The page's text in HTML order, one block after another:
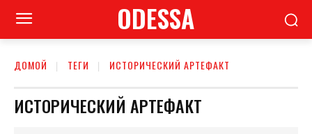
ODESSA
ДОМОЙ ТЕГИ ИСТОРИЧЕСКИЙ АРТЕФАКТ
ИСТОРИЧЕСКИЙ АРТЕФАКТ